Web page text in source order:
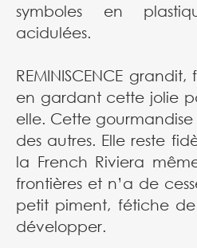
symboles en
acidulées.
REMINISCENCE
en gardant cette jolie
elle. Cette
des autres. Elle reste
la French Riviera
frontières et n’a de
petit piment, fétiche
développer.